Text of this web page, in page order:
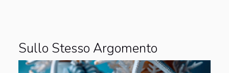
Sullo Stesso Argomento